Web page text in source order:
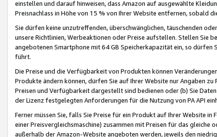
einstellen und darauf hinweisen, dass Amazon auf ausgewählte
Preisnachlass in Höhe von 15 % von Ihrer Website entfernen, sobald
Sie dürfen keine unzutreffenden, überschwänglichen, täuschenden
unsere Richtlinien, Werbeaktionen oder Preise aufstellen. Stellen Sie
angebotenen Smartphone mit 64 GB Speicherkapazität ein, so dürfen
führt.
Die Preise und die Verfügbarkeit von Produkten können
Produkte ändern können, dürfen Sie auf Ihrer Website nur Angaben
Preisen und Verfügbarkeit dargestellt sind bedienen oder (b) Sie
der Lizenz festgelegten Anforderungen für die Nutzung von PA API
Ferner müssen Sie, falls Sie Preise für ein Produkt auf Ihrer Website
einer Preisvergleichsmaschine) zusammen mit Preisen für das
außerhalb der Amazon-Website angeboten werden, jeweils den